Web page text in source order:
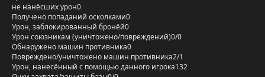
не нанёсших урон0
Получено попаданий осколками0
Урон, заблокированный бронёй0
Урон союзникам (уничтожено/повреждений)0/0
Обнаружено машин противника0
Повреждено/уничтожено машин противника2/1
Урон, нанесённый с помощью данного игрока132